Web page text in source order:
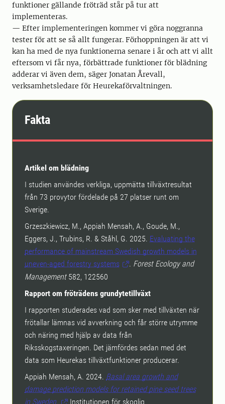
funktioner gällande fröträd står på tur att
implementeras.
— Efter implementeringen kommer vi göra noggranna
tester för att se så allt fungerar. Förhoppningen är att vi
kan ha med de nya funktionerna senare i år och att vi allt
eftersom vi får nya, förbättrade funktioner för blädning
adderar vi även dem, säger Jonatan Årevall,
verksamhetsledare för Heurekaförvaltningen.
Fakta
Artikel om blädning
I studien användes verkliga, uppmätta tillväxtresultat
från 73 provytor fördelade på 27 platser runt om
Sverige.
Grzeszkiewicz, M., Appiah Mensah, A., Goude, M.,
Eggers, J., Trubins, R. & Ståhl, G. 2025. Evaluating the
performance of mainstream Swedish growth models in
uneven-aged forestry systems
. Forest Ecology and
Management 582, 122560
Rapport om fröträdens grundytetillväxt
I rapporten studerades vad som sker med tillväxten när
frötallar lämnas vid avverkning och får större utrymme
och näring med hjälp av data från
Riksskogstaxeringen. Det jämfördes sedan med det
data som Heurekas tillväxtfunktioner producerar.
Appiah Mensah, A. 2024. Basal area growth and
damage prediction models for retained pine seed trees
in Sweden.
Institutionen för skoglig